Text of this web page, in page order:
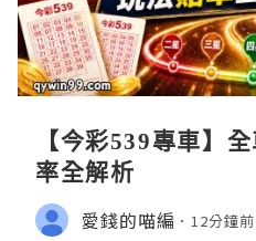
【今彩539專車】
率全解析
愛錢的喵編 12分鐘前